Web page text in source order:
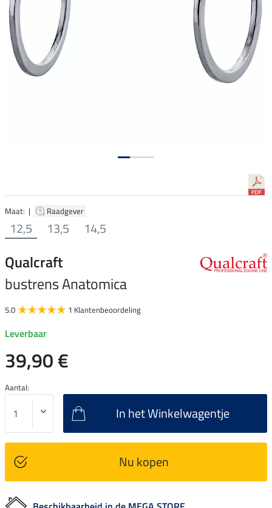
Maat: | Raadgever
12,5 13,5 14,5
Qualcraft
bustrens Anatomica
5.0 1 Klantenbeoordeling
Leverbaar
39,90 €
Aantal:
In het Winkelwagentje
Nu kopen